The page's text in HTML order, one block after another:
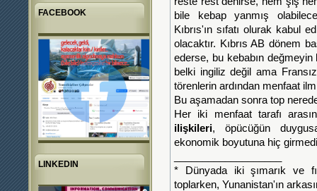
FACEBOOK
LINKEDIN
bile kebap yanmış
Kıbrıs'ın sıfatı olurak kabul
olacaktır. Kıbrıs AB dönem
ederse, bu kebabın değmeyin
belki ingiliz değil ama
törenlerin ardından menfaat
Bu aşamadan sonra top
Her iki menfaat tarafı
ilişkileri, öpücüğün
ekonomik boyutuna hiç
* Dünyada iki şımarık ve
toplarken, Yunanistan'ın